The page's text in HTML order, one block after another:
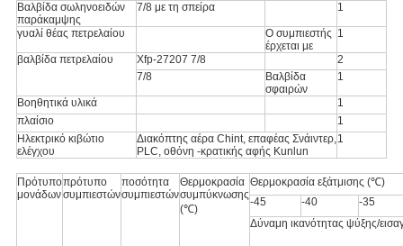
Βαλβίδα σωληνοειδών
παράκαμψης
7/8 με τη σπείρα 1
γυαλί θέας πετρελαίου
Ο συμπιεστής
έρχεται με
1
βαλβίδα πετρελαίου Xfp-27207 7/8
2
7/8
Βαλβίδα
σφαιρών
1
Βοηθητικά υλικά
1
πλαίσιο
1
Ηλεκτρικό κιβώτιο
ελέγχου
Διακόπτης αέρα Chint, επαφέας Σνάιντερ,
PLC, οθόνη -κρατικής αφής Kunlun
1
Πρότυπο
μονάδων
πρότυπο
συμπιεστών
ποσότητα
συμπιεστών
Θερμοκρασία
συμπύκνωσης
(℃)
Θερμοκρασία εξάτμισης (℃)
-45
-40
-35
Δύναμη ικανότητας ψύξης/